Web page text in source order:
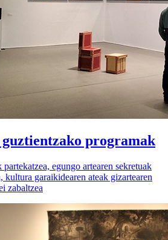
programak
partekatzea, egungo artearen sekretuak
kultura garaikidearen ateak gizartearen
zabaltzea